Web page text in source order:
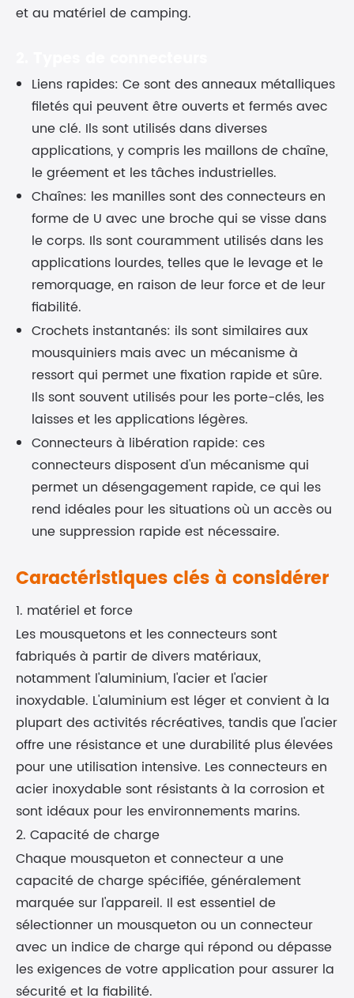
et au matériel de camping.
Liens rapides: Ce sont des anneaux métalliques
filetés qui peuvent être ouverts et fermés avec
une clé. Ils sont utilisés dans diverses
applications, y compris les maillons de chaîne,
le gréement et les tâches industrielles.
Chaînes: les manilles sont des connecteurs en
forme de U avec une broche qui se visse dans
le corps. Ils sont couramment utilisés dans les
applications lourdes, telles que le levage et le
remorquage, en raison de leur force et de leur
fiabilité.
Crochets instantanés: ils sont similaires aux
mousquiniers mais avec un mécanisme à
ressort qui permet une fixation rapide et sûre.
Ils sont souvent utilisés pour les porte-clés, les
laisses et les applications légères.
Connecteurs à libération rapide: ces
connecteurs disposent d'un mécanisme qui
permet un désengagement rapide, ce qui les
rend idéales pour les situations où un accès ou
une suppression rapide est nécessaire.
Caractéristiques clés à considérer
1. matériel et force
Les mousquetons et les connecteurs sont
fabriqués à partir de divers matériaux,
notamment l'aluminium, l'acier et l'acier
inoxydable. L'aluminium est léger et convient à la
plupart des activités récréatives, tandis que l'acier
offre une résistance et une durabilité plus élevées
pour une utilisation intensive. Les connecteurs en
acier inoxydable sont résistants à la corrosion et
sont idéaux pour les environnements marins.
2. Capacité de charge
Chaque mousqueton et connecteur a une
capacité de charge spécifiée, généralement
marquée sur l'appareil. Il est essentiel de
sélectionner un mousqueton ou un connecteur
avec un indice de charge qui répond ou dépasse
les exigences de votre application pour assurer la
sécurité et la fiabilité.